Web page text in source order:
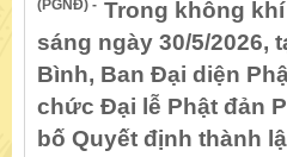
(PGNĐ) - Trong không
sáng ngày 30/5/2026,
Bình, Ban Đại diện
chức Đại lễ Phật đản
bố Quyết định thành